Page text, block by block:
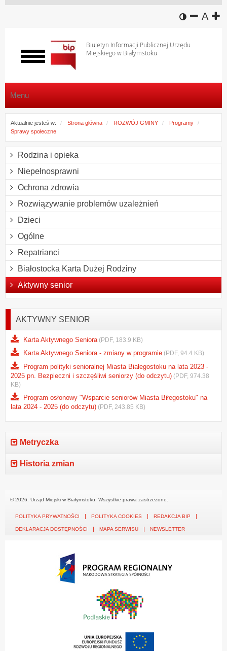
wersja
A
Biuletyn Informacji Publicznej Urzędu
Miejskiego w Białymstoku
Włącz
menu
Menu
Aktualnie jesteś w: Strona główna ROZWÓJ GMINY
Programy
Sprawy społeczne
Rodzina i opieka
Niepełnosprawni
Ochrona zdrowia
Rozwiązywanie problemów uzależnień
Dzieci
Ogólne
Repatrianci
Białostocka Karta Dużej Rodziny
Aktywny senior
AKTYWNY SENIOR
Karta Aktywnego Seniora (PDF, 183.9 KB)
Karta Aktywnego Seniora - zmiany w programie (PDF, 94.4 KB)
Program polityki senioralnej Miasta Białegostoku na lata 2023 -
2025 pn. Bezpieczni i szczęśliwi seniorzy (do odczytu) (PDF, 974.38
KB)
Program osłonowy "Wsparcie seniorów Miasta Biłegostoku" na
lata 2024 - 2025 (do odczytu) (PDF, 243.85 KB)
Metryczka
Historia zmian
© 2026. Urząd Miejski w Białymstoku. Wszystkie prawa zastrzeżone.
POLITYKA PRYWATNOŚCI POLITYKA COOKIES REDAKCJA BIP
DEKLARACJA DOSTĘPNOŚCI MAPA SERWISU NEWSLETTER